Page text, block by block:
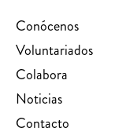
Conócenos
Voluntariados
Colabora
Noticias
Contacto